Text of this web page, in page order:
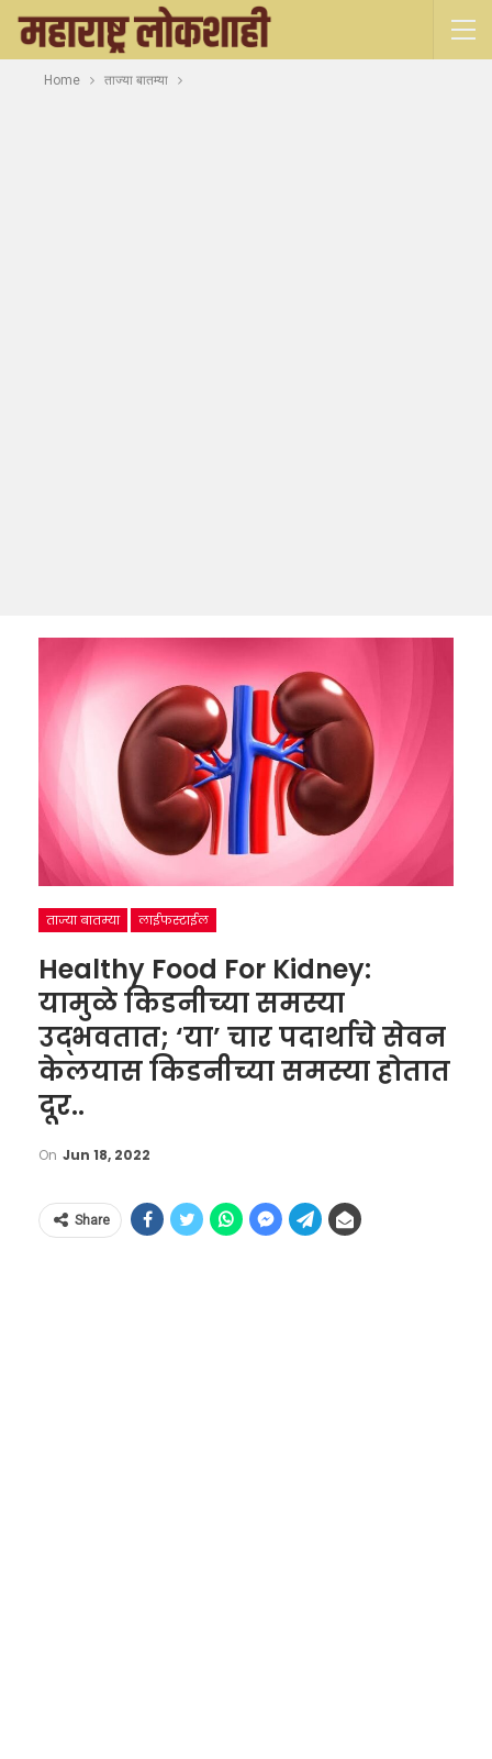
Home ताज्या बातम्या
ताज्या बातम्या लाईफस्टाईल
Healthy Food For Kidney:
यामुळे किडनीच्या समस्या
उद्भवतात; ‘या’ चार पदार्थाचे सेवन
केलयास किडनीच्या समस्या होतात
दूर..
On Jun 18, 2022
Share